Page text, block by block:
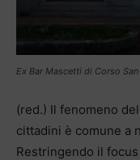
Ex Bar Mascetti di Corso
(red.) Il fenomeno
cittadini è comune a
Restringendo il